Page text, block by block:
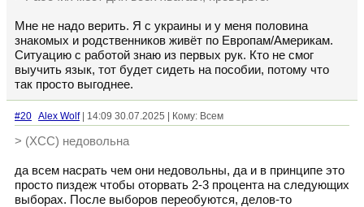
Мне не надо верить. Я с украины и у меня половина
знакомых и родственников живёт по Европам/Америкам.
Ситуацию с работой знаю из первых рук. Кто не смог
выучить язык, тот будет сидеть на пособии, потому что
так просто выгоднее.
#20 Alex Wolf| 14:09 30.07.2025 | Кому: Всем
> (ХСС) недовольна
да всем насрать чем они недовольны, да и в принципе это
просто пиздеж чтобы оторвать 2-3 процента на следующих
выборах. После выборов переобуются, делов-то